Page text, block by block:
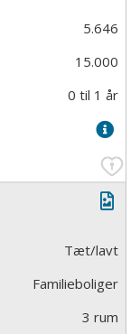
5.646
15.000
0 til 1 år
Tæt/lavt
Familieboliger
3 rum